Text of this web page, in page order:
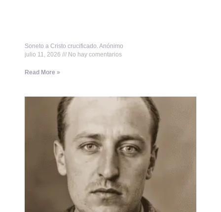
Soneto a Cristo crucificado. Anónimo
julio 11, 2026
No hay comentarios
Read More »